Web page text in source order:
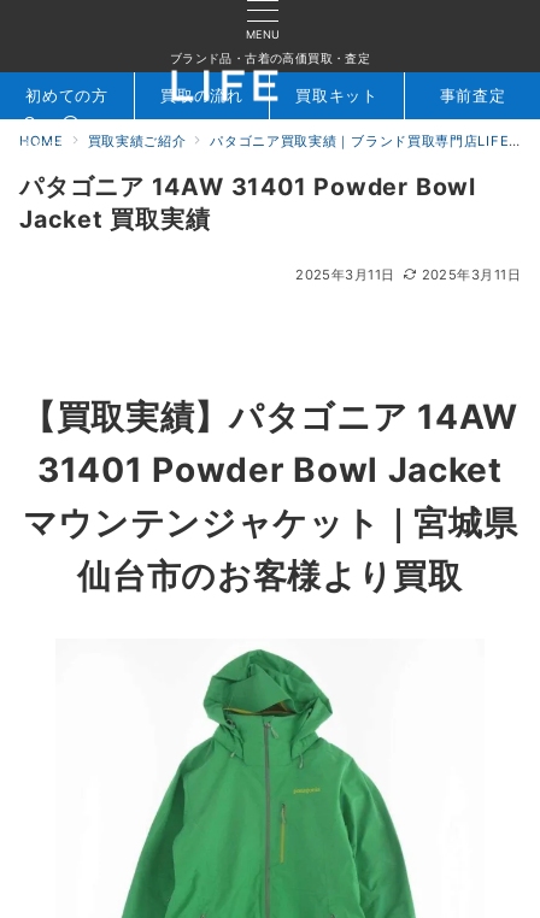
MENU
ブランド品・古着の高価買取・査定
検索 お問合せ
初めての方 買取の流れ 買取キット 事前査定
HOME 買取実績ご紹介 パタゴニア買取実績｜ブランド買取専門店LIFE
パタゴニア 14AW 31401 Powder Bowl
Jacket 買取実績
2025年3月11日 2025年3月11日
【買取実績】パタゴニア 14AW
31401 Powder Bowl Jacket
マウンテンジャケット
｜宮城県
仙台市のお客様より買取